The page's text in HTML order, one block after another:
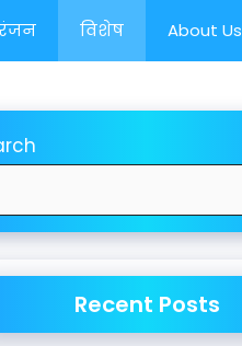
विशेष About Us
Recent Posts